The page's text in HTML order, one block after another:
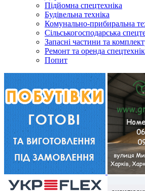
Підйомна спецтехніка
Будівельна техніка
Комунально-прибиральна
Сільськогосподарська
Запасні частини та
Ремонт та оренда
Попит